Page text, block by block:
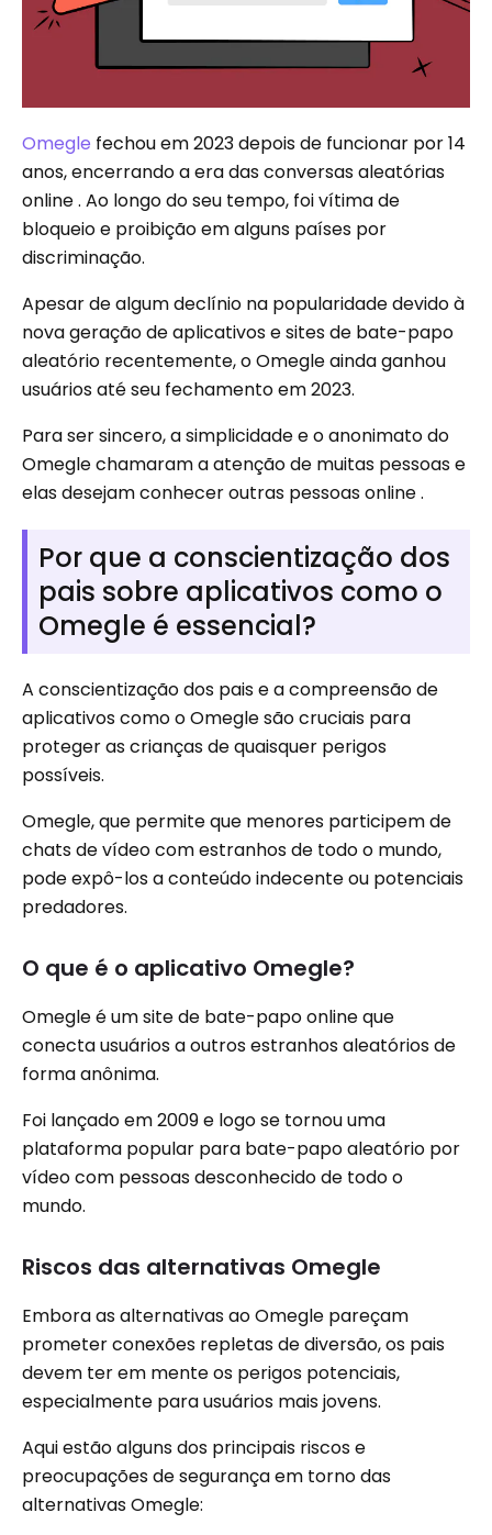
Omegle fechou em 2023 depois de funcionar por 14
anos, encerrando a era das conversas aleatórias
online . Ao longo do seu tempo, foi vítima de
bloqueio e proibição em alguns países por
discriminação.
Apesar de algum declínio na popularidade devido à
nova geração de aplicativos e sites de bate-papo
aleatório recentemente, o Omegle ainda ganhou
usuários até seu fechamento em 2023.
Para ser sincero, a simplicidade e o anonimato do
Omegle chamaram a atenção de muitas pessoas e
elas desejam conhecer outras pessoas online .
Por que a conscientização dos
pais sobre aplicativos como o
Omegle é essencial?
A conscientização dos pais e a compreensão de
aplicativos como o Omegle são cruciais para
proteger as crianças de quaisquer perigos
possíveis.
Omegle, que permite que menores participem de
chats de vídeo com estranhos de todo o mundo,
pode expô-los a conteúdo indecente ou potenciais
predadores.
O que é o aplicativo Omegle?
Omegle é um site de bate-papo online que
conecta usuários a outros estranhos aleatórios de
forma anônima.
Foi lançado em 2009 e logo se tornou uma
plataforma popular para bate-papo aleatório por
vídeo com pessoas desconhecido de todo o
mundo.
Riscos das alternativas Omegle
Embora as alternativas ao Omegle pareçam
prometer conexões repletas de diversão, os pais
devem ter em mente os perigos potenciais,
especialmente para usuários mais jovens.
Aqui estão alguns dos principais riscos e
preocupações de segurança em torno das
alternativas Omegle: